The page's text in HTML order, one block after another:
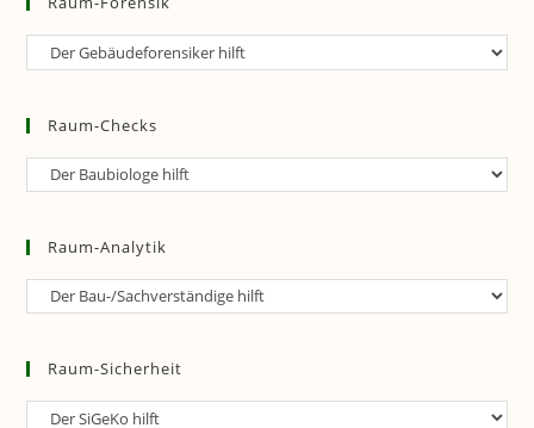
Raum-
Raum-Checks
Raum-
Raum-Analytik
Raum-
Raum-Sicherheit
Raum-